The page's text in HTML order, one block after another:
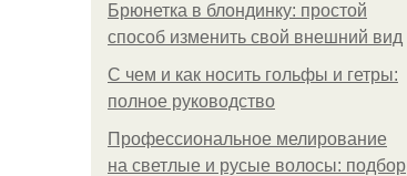
Брюнетка в блондинку: простой
способ изменить свой внешний вид
С чем и как носить гольфы и гетры:
полное руководство
Профессиональное мелирование
на светлые и русые волосы: подбор